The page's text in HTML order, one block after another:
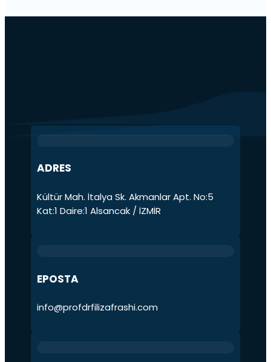
ADRES
Kültür Mah. İtalya Sk. Akmanlar Apt. No:5
Kat:1 Daire:1 Alsancak / İZMİR
EPOSTA
info@profdrfilizafrashi.com